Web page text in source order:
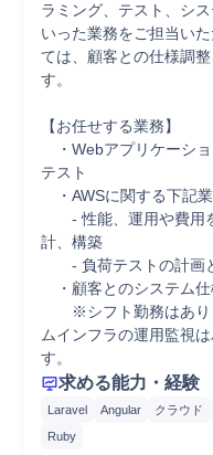
ラミング、テスト、シ
いった業務をご担当い
ては、顧客との仕様調
す。
【お任せする業務】
・Webアプリケーシ
テスト
・AWSに関する下記
- 性能、運用や費用
計、構築
- 負荷テストの計画
・顧客とのシステム仕
※シフト勤務はあり
ムインフラの運用監視
す。
求める能力・経験
Laravel Angular クラウド
Ruby